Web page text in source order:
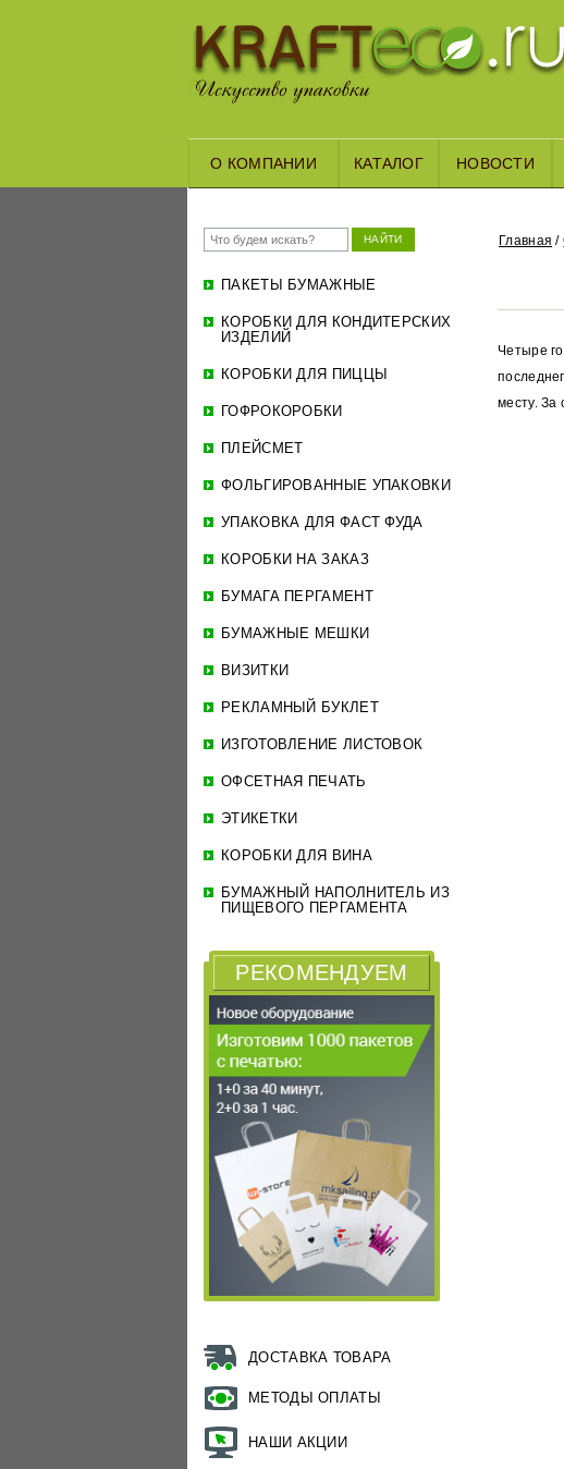
О КОМПАНИИ КАТАЛОГ НОВОСТИ
НАЙТИ
ПАКЕТЫ БУМАЖНЫЕ
КОРОБКИ ДЛЯ КОНДИТЕРСКИХ
ИЗДЕЛИЙ
КОРОБКИ ДЛЯ ПИЦЦЫ
ГОФРОКОРОБКИ
ПЛЕЙСМЕТ
ФОЛЬГИРОВАННЫЕ УПАКОВКИ
УПАКОВКА ДЛЯ ФАСТ ФУДА
КОРОБКИ НА ЗАКАЗ
БУМАГА ПЕРГАМЕНТ
БУМАЖНЫЕ МЕШКИ
ВИЗИТКИ
РЕКЛАМНЫЙ БУКЛЕТ
ИЗГОТОВЛЕНИЕ ЛИСТОВОК
ОФСЕТНАЯ ПЕЧАТЬ
ЭТИКЕТКИ
КОРОБКИ ДЛЯ ВИНА
БУМАЖНЫЙ НАПОЛНИТЕЛЬ ИЗ
ПИЩЕВОГО ПЕРГАМЕНТА
РЕКОМЕНДУЕМ
ДОСТАВКА ТОВАРА
МЕТОДЫ ОПЛАТЫ
НАШИ АКЦИИ
Главная
Четыре
месту. За